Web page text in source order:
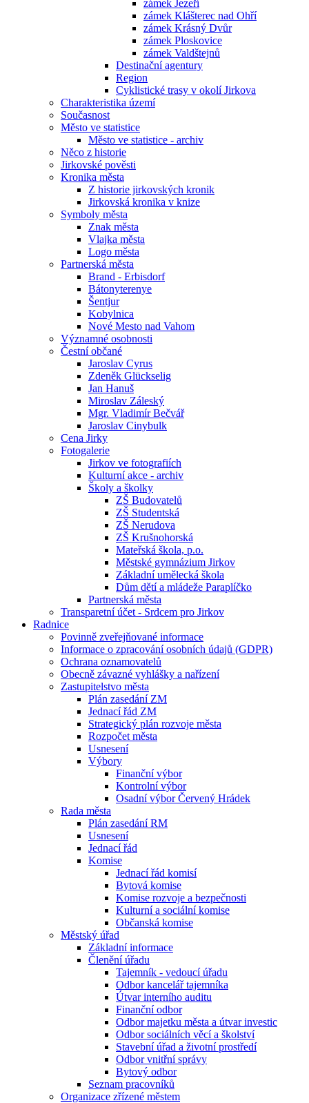
zámek Jezeří
zámek Klášterec nad Ohří
zámek Krásný Dvůr
zámek Ploskovice
zámek Valdštejnů
Destinační agentury
Region
Cyklistické trasy v okolí Jirkova
Charakteristika území
Současnost
Město ve statistice
Město ve statistice - archiv
Něco z historie
Jirkovské pověsti
Kronika města
Z historie jirkovských kronik
Jirkovská kronika v knize
Symboly města
Znak města
Vlajka města
Logo města
Partnerská města
Brand - Erbisdorf
Bátonyterenye
Šentjur
Kobylnica
Nové Mesto nad Vahom
Významné osobnosti
Čestní občané
Jaroslav Cyrus
Zdeněk Glückselig
Jan Hanuš
Miroslav Záleský
Mgr. Vladimír Bečvář
Jaroslav Cinybulk
Cena Jirky
Fotogalerie
Jirkov ve fotografiích
Kulturní akce - archiv
Školy a školky
ZŠ Budovatelů
ZŠ Studentská
ZŠ Nerudova
ZŠ Krušnohorská
Mateřská škola, p.o.
Městské gymnázium Jirkov
Základní umělecká škola
Dům dětí a mládeže Paraplíčko
Partnerská města
Transparetní účet - Srdcem pro Jirkov
Radnice
Povinně zveřejňované informace
Informace o zpracování osobních údajů (GDPR)
Ochrana oznamovatelů
Obecně závazné vyhlášky a nařízení
Zastupitelstvo města
Plán zasedání ZM
Jednací řád ZM
Strategický plán rozvoje města
Rozpočet města
Usnesení
Výbory
Finanční výbor
Kontrolní výbor
Osadní výbor Červený Hrádek
Rada města
Plán zasedání RM
Usnesení
Jednací řád
Komise
Jednací řád komisí
Bytová komise
Komise rozvoje a bezpečnosti
Kulturní a sociální komise
Občanská komise
Městský úřad
Základní informace
Členění úřadu
Tajemník - vedoucí úřadu
Odbor kancelář tajemníka
Útvar interního auditu
Finanční odbor
Odbor majetku města a útvar investic
Odbor sociálních věcí a školství
Stavební úřad a životní prostředí
Odbor vnitřní správy
Bytový odbor
Seznam pracovníků
Organizace zřízené městem